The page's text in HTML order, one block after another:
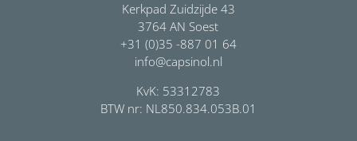
Kerkpad Zuidzijde 43
3764 AN Soest
+31 (0)35 -887 01 64
info@capsinol.nl
KvK: 53312783
BTW nr: NL850.834.053B.01